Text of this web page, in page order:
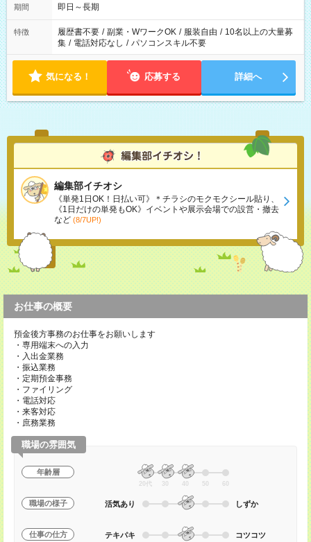
～でOK！
期間 即日～長期
特徴 履歴書不要 / 副業・WワークOK / 服装自由 / 10名以上の大量募
集 / 電話対応なし / パソコンスキル不要
気になる！ 応募する 詳細へ
編集部イチオシ
《単発1日OK！日払い可》＊チラシのモクモクシール貼り、
《1日だけの単発もOK》イベントや展示会場での設営・撤去
など (8/7UP!)
お仕事の概要
預金後方事務のお仕事をお願いします
・専用端末への入力
・入出金業務
・振込業務
・定期預金事務
・ファイリング
・電話対応
・来客対応
・庶務業務
職場の雰囲気
年齢層
20代 30 40 50 60
職場の様子 活気あり しずか
仕事の仕方 テキパキ コツコツ